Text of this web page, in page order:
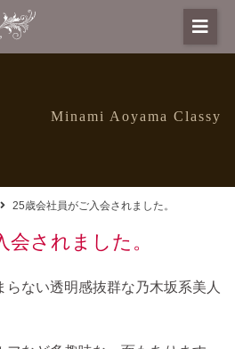
Minami Aoyama Classy
25歳会社員がご入会されました。
されました。
ない透明感抜群な乃木坂系美人